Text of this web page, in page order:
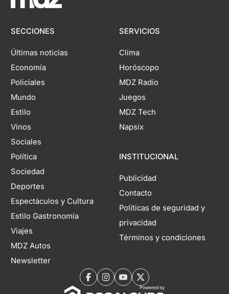
SECCIONES
Últimas noticias
Economía
Policiales
Mundo
Estilo
Vinos
Sociales
Política
Sociedad
Deportes
Espectáculos y Cultura
Estilo Gastronomía
Viajes
MDZ Autos
Newsletter
SERVICIOS
Clima
Horóscopo
MDZ Radio
Juegos
MDZ Tech
Napsix
INSTITUCIONAL
Publicidad
Contacto
Políticas de seguridad y
privacidad
Términos y condiciones